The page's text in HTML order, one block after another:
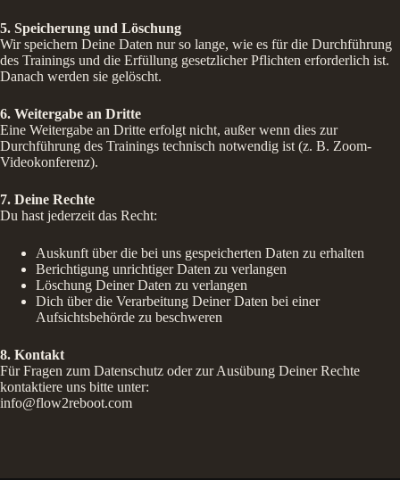
5. Speicherung und Löschung
Wir speichern Deine Daten nur so lange, wie es für die Durchführung
des Trainings und die Erfüllung gesetzlicher Pflichten erforderlich ist.
Danach werden sie gelöscht.
6. Weitergabe an Dritte
Eine Weitergabe an Dritte erfolgt nicht, außer wenn dies zur
Durchführung des Trainings technisch notwendig ist (z. B. Zoom-
Videokonferenz).
7. Deine Rechte
Du hast jederzeit das Recht:
Auskunft über die bei uns gespeicherten Daten zu erhalten
Berichtigung unrichtiger Daten zu verlangen
Löschung Deiner Daten zu verlangen
Dich über die Verarbeitung Deiner Daten bei einer
Aufsichtsbehörde zu beschweren
8. Kontakt
Für Fragen zum Datenschutz oder zur Ausübung Deiner Rechte
kontaktiere uns bitte unter:
info@flow2reboot.com